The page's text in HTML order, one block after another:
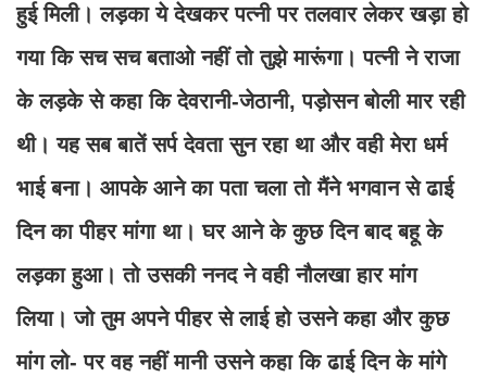
हुई मिली। लड़का ये देखकर पत्नी पर तलवार लेकर खड़ा हो
गया कि सच सच बताओ नहीं तो तुझे मारूंगा। पत्नी ने राजा
के लड़के से कहा कि देवरानी-जेठानी, पड़ोसन बोली मार रही
थी। यह सब बातें सर्प देवता सुन रहा था और वही मेरा धर्म
भाई बना। आपके आने का पता चला तो मैंने भगवान से ढाई
दिन का पीहर मांगा था। घर आने के कुछ दिन बाद बहू के
लड़का हुआ। तो उसकी ननद ने वही नौलखा हार मांग
लिया। जो तुम अपने पीहर से लाई हो उसने कहा और कुछ
मांग लो- पर वह नहीं मानी उसने कहा कि ढाई दिन के मांगे